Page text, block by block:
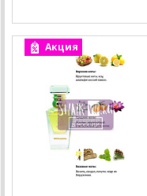
Акция